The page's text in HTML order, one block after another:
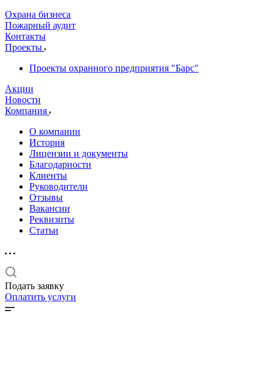
Охрана бизнеса
Пожарный аудит
Контакты
Проекты
Проекты охранного предприятия "Барс"
Акции
Новости
Компания
О компании
История
Лицензии и документы
Благодарности
Клиенты
Руководители
Отзывы
Вакансии
Реквизиты
Статьи
Подать заявку
Оплатить услуги